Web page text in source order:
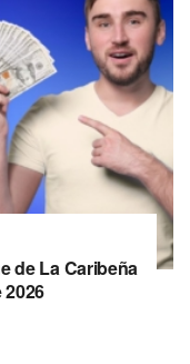
de La Caribeña